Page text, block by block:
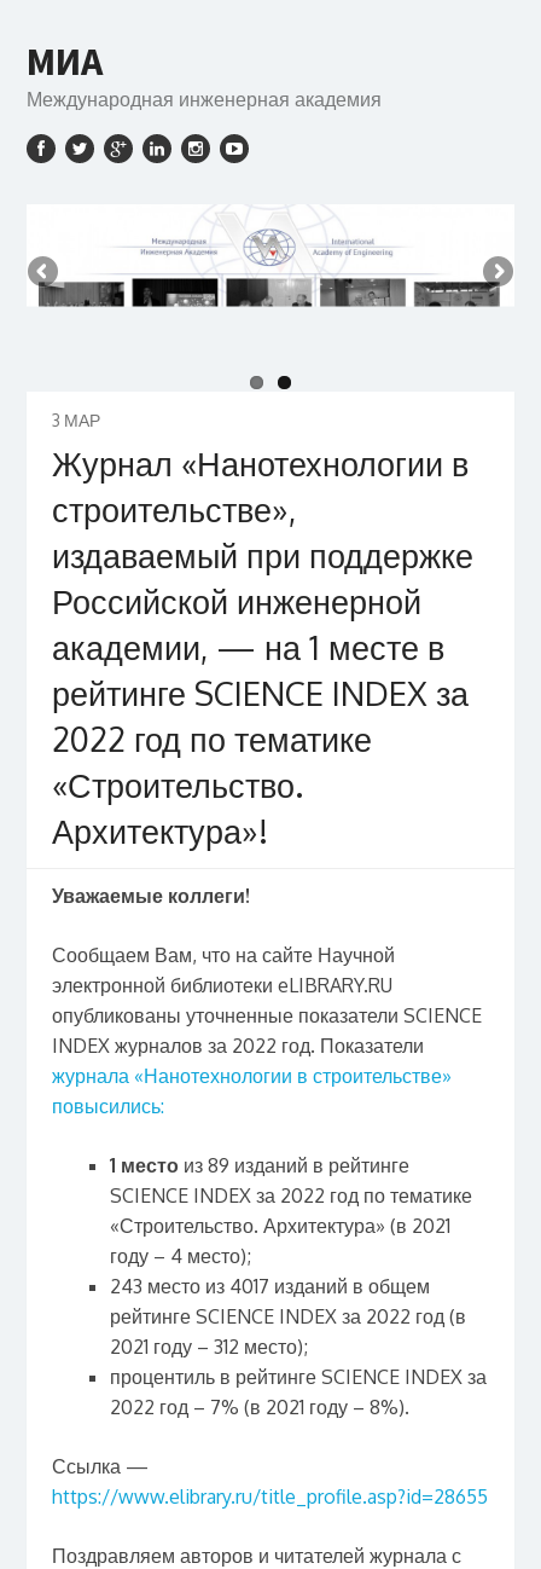
МИА
Международная инженерная академия
3 МАР
Журнал «Нанотехнологии в
строительстве»,
издаваемый при поддержке
Российской инженерной
академии, — на 1 месте в
рейтинге SCIENCE INDEX за
2022 год по тематике
«Строительство.
Архитектура»!
Уважаемые коллеги!
Сообщаем Вам, что на сайте Научной
электронной библиотеки eLIBRARY.RU
опубликованы уточненные показатели SCIENCE
INDEX журналов за 2022 год. Показатели
журнала «Нанотехнологии в строительстве»
повысились:
1 местоиз 89 изданий в рейтинге
SCIENCE INDEX за 2022 год по тематике
«Строительство. Архитектура» (в 2021
году – 4 место);
243 место из 4017 изданий в общем
рейтинге SCIENCE INDEX за 2022 год (в
2021 году – 312 место);
процентиль в рейтинге SCIENCE INDEX за
2022 год – 7% (в 2021 году – 8%).
Ссылка —
https://www.elibrary.ru/title_profile.asp?id=28655
Поздравляем авторов и читателей журнала с